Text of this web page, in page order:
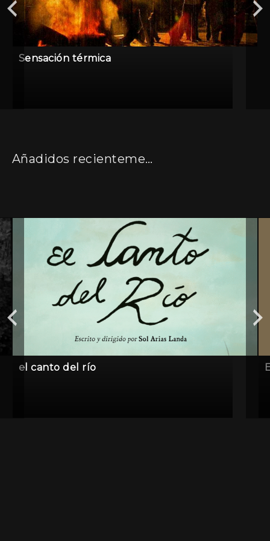
Sensación térmica
Añadidos recientemente
el canto del río